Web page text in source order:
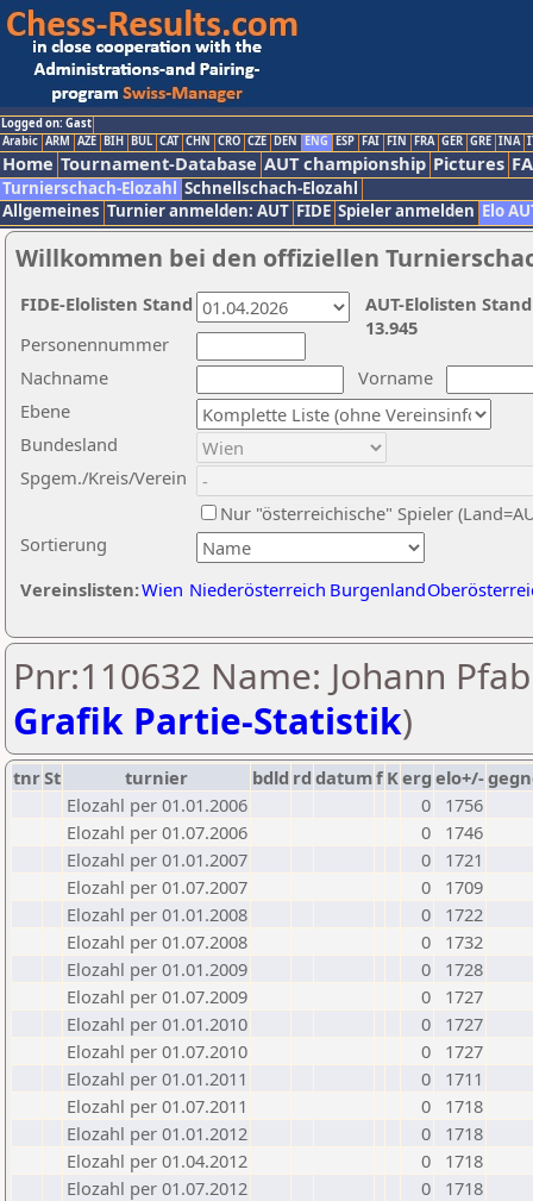
Logged on: Gast
Arabic ARM AZE BIH BUL CAT CHN CRO CZE DEN ENG ESP FAI FIN FRA GER GRE INA
Home Tournament-Database AUT championship Pictures
Turnierschach-Elozahl Schnellschach-Elozahl
Allgemeines Turnier anmelden: AUT FIDE Spieler anmelden Elo
Willkommen bei den offiziellen
Nachname
Vorname
Ebene
Sortierung
Personennummer
Bundesland
Spgem./Kreis/Verein
Nur "österreichische" Spieler
Vereinslisten:Wien Niederösterreich Burgenland
AUT-Elolisten
13.945
FIDE-Elolisten Stand
Pnr:110632 Name: Johann
Grafik Partie-Statistik)
tnrSt turnier bdld rd datumf Kerg elo+/-
Elozahl per 01.01.2006
0
1756
Elozahl per 01.07.2006
0
1746
Elozahl per 01.01.2007
0
1721
Elozahl per 01.07.2007
0
1709
Elozahl per 01.01.2008
0
1722
Elozahl per 01.07.2008
0
1732
Elozahl per 01.01.2009
0
1728
Elozahl per 01.07.2009
0
1727
Elozahl per 01.01.2010
0
1727
Elozahl per 01.07.2010
0
1727
Elozahl per 01.01.2011
0
1711
Elozahl per 01.07.2011
0
1718
Elozahl per 01.01.2012
0
1718
Elozahl per 01.04.2012
0
1718
Elozahl per 01.07.2012
0
1718